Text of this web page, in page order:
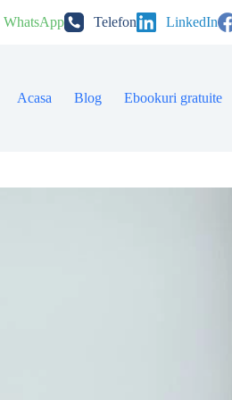
WhatsApp Telefon LinkedIn
Acasa Blog Ebookuri gratuite